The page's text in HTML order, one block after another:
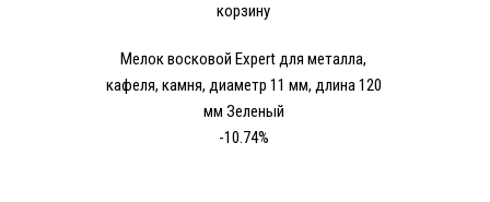
корзину
Мелок восковой Expert для металла,
кафеля, камня, диаметр 11 мм, длина 120
мм Зеленый
-10.74%